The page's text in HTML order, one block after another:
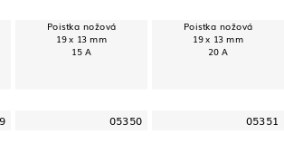
Poistka nožová
19 x 13 mm
15 A
Poistka nožová
19 x 13 mm
20 A
05350 05351